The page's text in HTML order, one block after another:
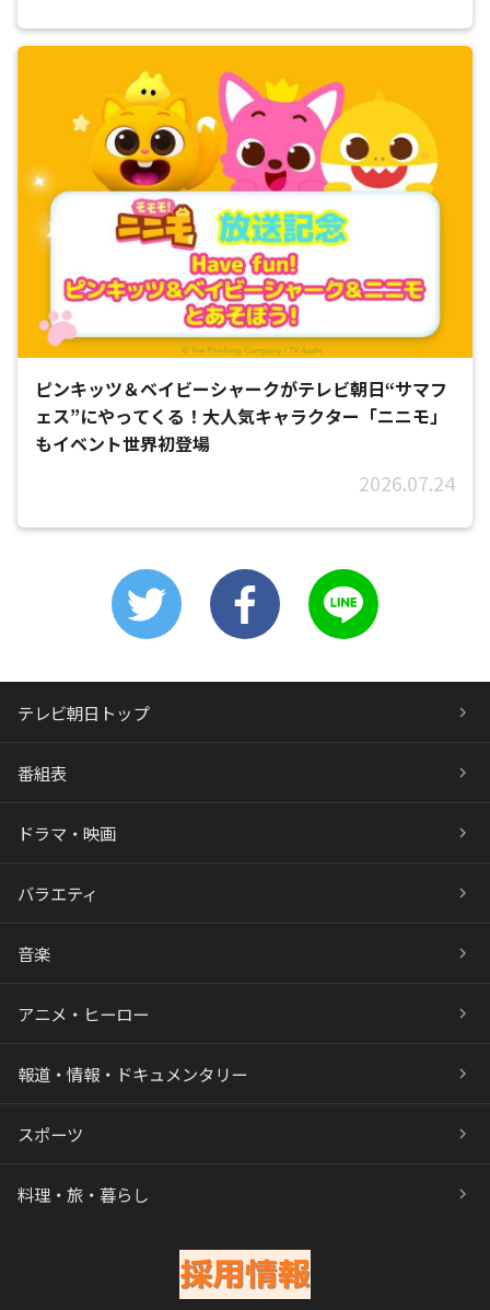
ピンキッツ＆ベイビーシャークがテレビ朝日“サマフ
ェス”にやってくる！大人気キャラクター「ニニモ」
もイベント世界初登場
2026.07.24
テレビ朝日トップ
番組表
ドラマ・映画
バラエティ
音楽
アニメ・ヒーロー
報道・情報・ドキュメンタリー
スポーツ
料理・旅・暮らし